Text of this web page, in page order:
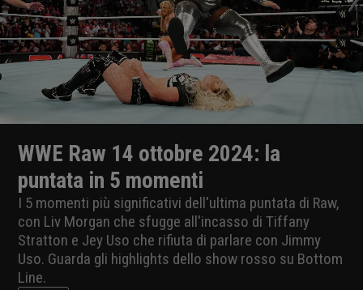
WWE Raw 14 ottobre 2024: la
puntata in 5 momenti
I 5 momenti più significativi dell'ultima puntata di Raw,
con Liv Morgan che sfugge all'incasso di Tiffany
Stratton e Jey Uso che rifiuta di parlare con Jimmy
Uso. Guarda gli highlights dello show rosso su Bottom
Line.